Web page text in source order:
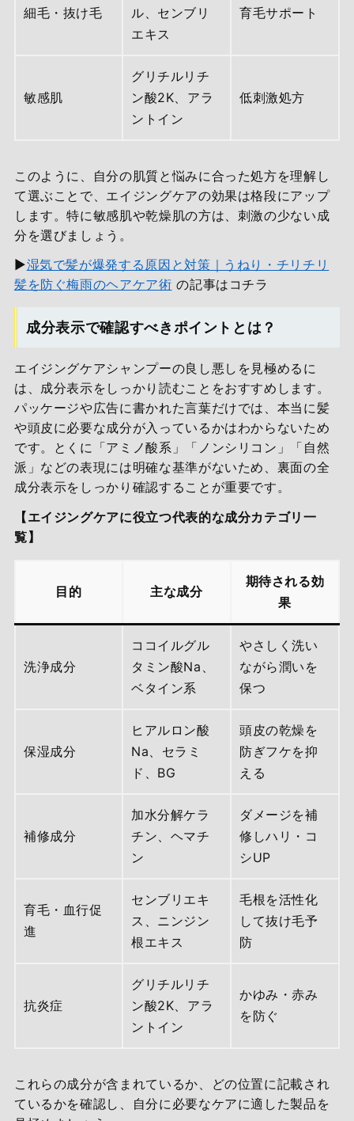
細毛・抜け毛
ル、センブリ
エキス
育毛サポート
敏感肌
グリチルリチ
ン酸2K、アラ
ントイン
低刺激処方
このように、自分の肌質と悩みに合った処方を理解し
て選ぶことで、エイジングケアの効果は格段にアップ
します。特に敏感肌や乾燥肌の方は、刺激の少ない成
分を選びましょう。
▶湿気で髪が爆発する原因と対策｜うねり・チリチリ
髪を防ぐ梅雨のヘアケア術 の記事はコチラ
成分表示で確認すべきポイントとは？
エイジングケアシャンプーの良し悪しを見極めるに
は、成分表示をしっかり読むことをおすすめします。
パッケージや広告に書かれた言葉だけでは、本当に髪
や頭皮に必要な成分が入っているかはわからないため
です。とくに「アミノ酸系」「ノンシリコン」「自然
派」などの表現には明確な基準がないため、裏面の全
成分表示をしっかり確認することが重要です。
【エイジングケアに役立つ代表的な成分カテゴリ一
覧】
目的 主な成分
期待される効
果
洗浄成分
ココイルグル
タミン酸Na、
ベタイン系
やさしく洗い
ながら潤いを
保つ
保湿成分
ヒアルロン酸
Na、セラミ
ド、BG
頭皮の乾燥を
防ぎフケを抑
える
補修成分
加水分解ケラ
チン、ヘマチ
ン
ダメージを補
修しハリ・コ
シUP
育毛・血行促
進
センブリエキ
ス、ニンジン
根エキス
毛根を活性化
して抜け毛予
防
抗炎症
グリチルリチ
ン酸2K、アラ
ントイン
かゆみ・赤み
を防ぐ
これらの成分が含まれているか、どの位置に記載され
ているかを確認し、自分に必要なケアに適した製品を